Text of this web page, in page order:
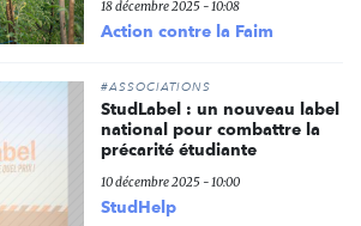
18 décembre 2025 - 10:08
Action contre la Faim
#ASSOCIATIONS
StudLabel : un nouveau label
national pour combattre la
précarité étudiante
10 décembre 2025 - 10:00
StudHelp